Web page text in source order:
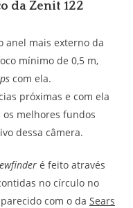
da Zenit 122
anel mais externo da
mínimo de 0,5 m,
com ela.
próximas e com ela
melhores fundos
dessa câmera.
é feito através
no círculo no
com o da Sears